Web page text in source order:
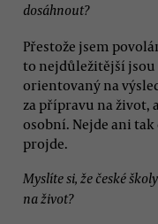
dosáhnout?
Přestože jsem
to nejdůležitější jsou
orientovaný na
za přípravu na život,
osobní. Nejde ani
projde.
Myslíte si, že české
na život?